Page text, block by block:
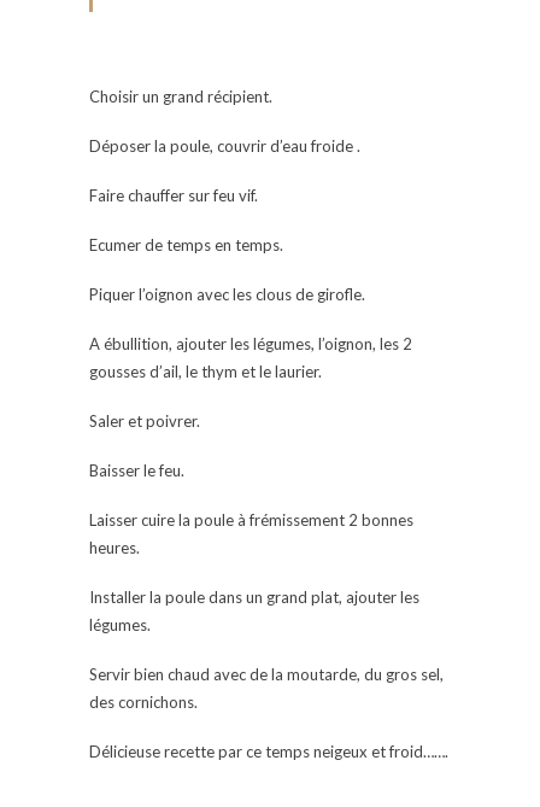
Choisir un grand récipient.
Déposer la poule, couvrir d’eau froide .
Faire chauffer sur feu vif.
Ecumer de temps en temps.
Piquer l’oignon avec les clous de girofle.
A ébullition, ajouter les légumes, l’oignon, les 2
gousses d’ail, le thym et le laurier.
Saler et poivrer.
Baisser le feu.
Laisser cuire la poule à frémissement 2 bonnes
heures.
Installer la poule dans un grand plat, ajouter les
légumes.
Servir bien chaud avec de la moutarde, du gros sel,
des cornichons.
Délicieuse recette par ce temps neigeux et froid…….